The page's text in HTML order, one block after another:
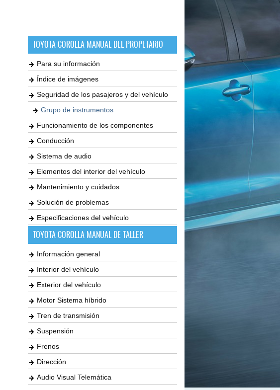
TOYOTA COROLLA MANUAL DEL PROPETARIO
Para su información
Índice de imágenes
Seguridad de los pasajeros y del vehículo
Grupo de instrumentos
Funcionamiento de los componentes
Conducción
Sistema de audio
Elementos del interior del vehículo
Mantenimiento y cuidados
Solución de problemas
Especificaciones del vehículo
TOYOTA COROLLA MANUAL DE TALLER
Información general
Interior del vehículo
Exterior del vehículo
Motor Sistema híbrido
Tren de transmisión
Suspensión
Frenos
Dirección
Audio Visual Telemática